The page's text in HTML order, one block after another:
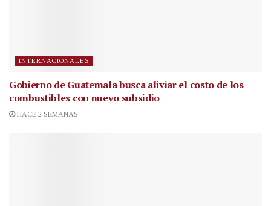
INTERNACIONALES
Gobierno de Guatemala busca aliviar el costo de los
combustibles con nuevo subsidio
HACE 2 SEMANAS